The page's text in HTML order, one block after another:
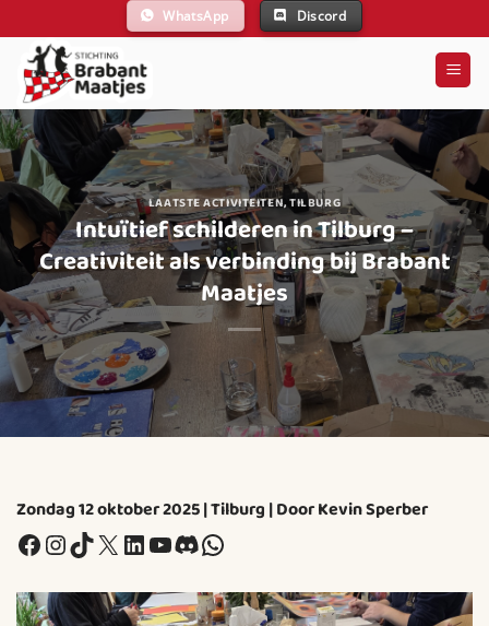
naar
inhoud
WhatsApp Discord
LAATSTE ACTIVITEITEN,TILBURG
Intuïtief schilderen in Tilburg –
Creativiteit als verbinding bij Brabant
Maatjes
Zondag 12 oktober 2025 | Tilburg | Door Kevin Sperber
Facebook
Instagram
TikTok
X LinkedIn
YouTube
Discord
WhatsApp